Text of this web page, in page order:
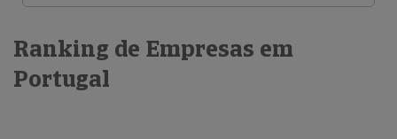
Ranking de Empresas em
Portugal